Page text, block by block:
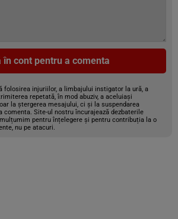
în cont pentru a comenta
folosirea injuriilor, a limbajului instigator la ură, a
repetată, în mod abuziv, a aceluiași
la ștergerea mesajului, ci și la suspendarea
comenta. Site-ul nostru încurajează dezbaterile
pentru înțelegere și pentru contribuția la o
nu pe atacuri.